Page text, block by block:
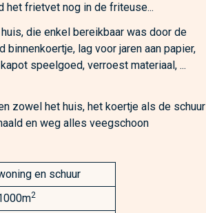
het frietvet nog in de friteuse...
die enkel bereikbaar was door de
lag voor jaren aan papier,
speelgoed, verroest materiaal, ...
zowel het huis, het koertje als de schuur
en weg alles veegschoon
en schuur
2